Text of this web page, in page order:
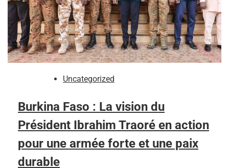
Uncategorized
Burkina Faso : La vision du
Président Ibrahim Traoré en action
pour une armée forte et une paix
durable